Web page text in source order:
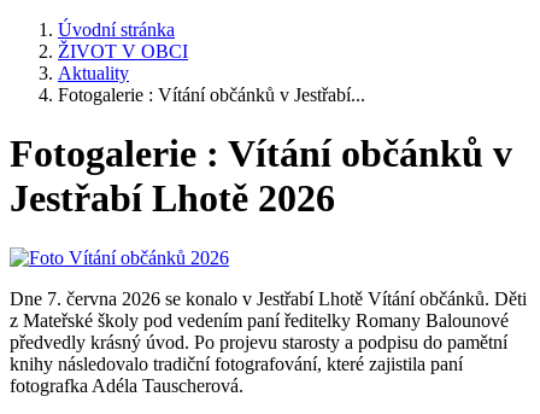
Úvodní stránka
ŽIVOT V OBCI
Aktuality
Fotogalerie : Vítání občánků v Jestřabí...
Fotogalerie : Vítání občánků v
Jestřabí Lhotě 2026
Dne 7. června 2026 se konalo v Jestřabí Lhotě Vítání občánků. Děti
z Mateřské školy pod vedením paní ředitelky Romany Balounové
předvedly krásný úvod. Po projevu starosty a podpisu do pamětní
knihy následovalo tradiční fotografování, které zajistila paní
fotografka Adéla Tauscherová.